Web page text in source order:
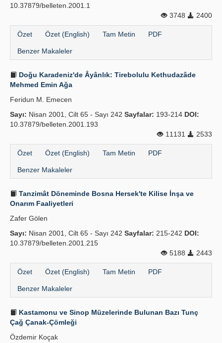
10.37879/belleten.2001.1
3748
2400
Özet Özet (English) Tam Metin PDF
Benzer Makaleler
Doğu Karadeniz'de Âyânlık: Tirebolulu Kethudazâde
Mehmed Emin Ağa
Feridun M. Emecen
Sayı: Nisan 2001, Cilt 65 - Sayı 242 Sayfalar: 193-214 DOI:
10.37879/belleten.2001.193
11131
2533
Özet Özet (English) Tam Metin PDF
Benzer Makaleler
Tanzimât Döneminde Bosna Hersek'te Kilise İnşa ve
Onarım Faaliyetleri
Zafer Gölen
Sayı: Nisan 2001, Cilt 65 - Sayı 242 Sayfalar: 215-242 DOI:
10.37879/belleten.2001.215
5188
2443
Özet Özet (English) Tam Metin PDF
Benzer Makaleler
Kastamonu ve Sinop Müzelerinde Bulunan Bazı Tunç
Çağ Çanak-Çömleği
Özdemir Koçak